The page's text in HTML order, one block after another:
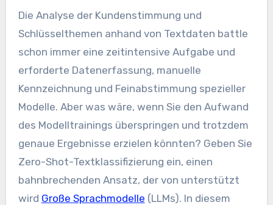
Die Analyse der Kundenstimmung und
Schlüsselthemen anhand von Textdaten battle
schon immer eine zeitintensive Aufgabe und
erforderte Datenerfassung, manuelle
Kennzeichnung und Feinabstimmung spezieller
Modelle. Aber was wäre, wenn Sie den Aufwand
des Modelltrainings überspringen und trotzdem
genaue Ergebnisse erzielen könnten? Geben Sie
Zero-Shot-Textklassifizierung ein, einen
bahnbrechenden Ansatz, der von unterstützt
wird Große Sprachmodelle (LLMs). In diesem